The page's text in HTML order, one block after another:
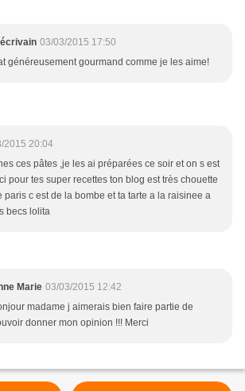
03/03/2015 17:50
généreusement gourmand comme je les aime!
2015 20:04
ces pâtes ,je les ai préparées ce soir et on s est
pour tes super recettes ton blog est très chouette
paris c est de la bombe et ta tarte a la raisinee a
becs lolita
Marie 03/03/2015 12:42
madame j aimerais bien faire partie de
donner mon opinion !!! Merci